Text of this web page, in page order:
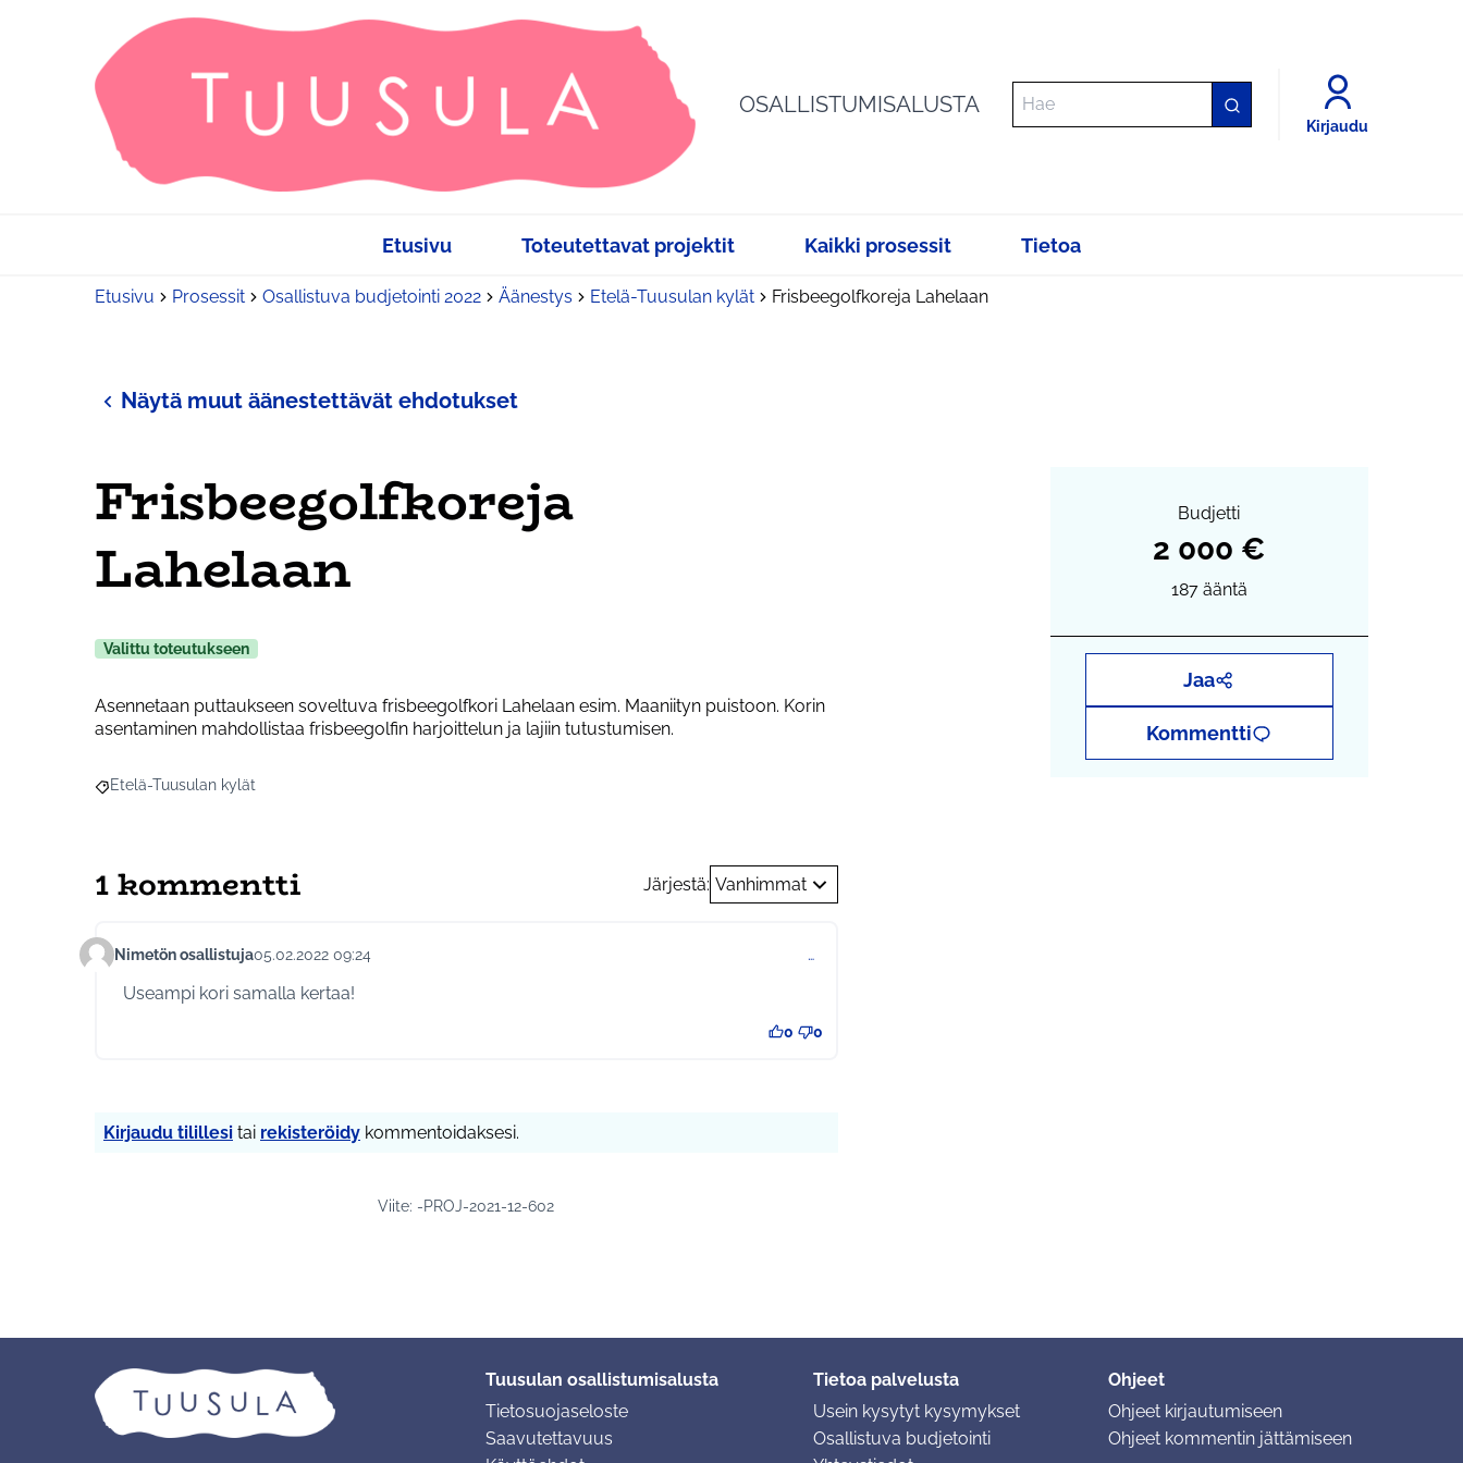
OSALLISTUMISALUSTA
Kirjaudu
Etusivu Toteutettavat projektit Kaikki prosessit Tietoa
Etusivu Prosessit Osallistuva budjetointi 2022 Äänestys Etelä-Tuusulan kylät Frisbeegolfkoreja Lahelaan
Näytä muut äänestettävät ehdotukset
Frisbeegolfkoreja
Lahelaan
Valittu toteutukseen
Asennetaan puttaukseen soveltuva frisbeegolfkori Lahelaan esim. Maaniityn puistoon. Korin
asentaminen mahdollistaa frisbeegolfin harjoittelun ja lajiin tutustumisen.
Rajaa tulokset aihepiirin mukaan: Etelä-Tuusulan kylät
Etelä-Tuusulan kylät
Budjetti
2 000 €
187 ääntä
Jaa
Kommentti
1 kommentti Järjestä: Vanhimmat
Kommentti 676
Nimetön osallistuja05.02.2022 09:24 …
Useampi kori samalla kertaa!
0 0
Kirjaudu tilillesi tai rekisteröidy kommentoidaksesi.
Viite: -PROJ-2021-12-602
Tuusulan osallistumisalusta
Tietosuojaseloste
Saavutettavuus
Tietoa palvelusta
Usein kysytyt kysymykset
Osallistuva budjetointi
Ohjeet
Ohjeet kirjautumiseen
Ohjeet kommentin jättämiseen